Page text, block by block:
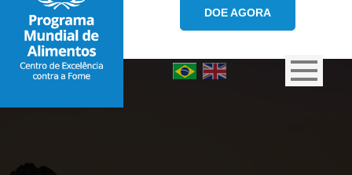
DOE AGORA